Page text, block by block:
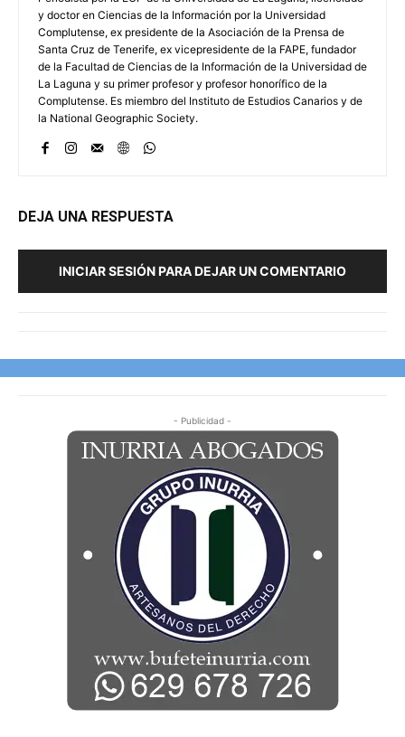
y doctor en Ciencias de la Información por la Universidad
Complutense, ex presidente de la Asociación de la Prensa de
Santa Cruz de Tenerife, ex vicepresidente de la FAPE, fundador
de la Facultad de Ciencias de la Información de la Universidad de
La Laguna y su primer profesor y profesor honorífico de la
Complutense. Es miembro del Instituto de Estudios Canarios y de
la National Geographic Society.
DEJA UNA RESPUESTA
INICIAR SESIÓN PARA DEJAR UN COMENTARIO
- Publicidad -